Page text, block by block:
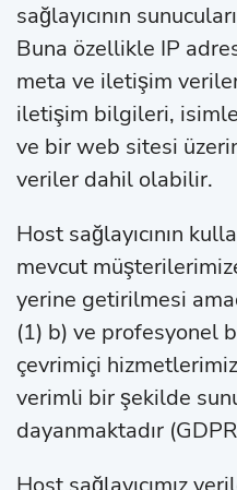
sağlayıcının
Buna özellikle IP
meta ve iletişim
iletişim bilgileri,
ve bir web sitesi
veriler dahil olabilir.
Host sağlayıcının
mevcut
yerine getirilmesi
(1) b) ve profesyonel
çevrimiçi
verimli bir şekilde
dayanmaktadır